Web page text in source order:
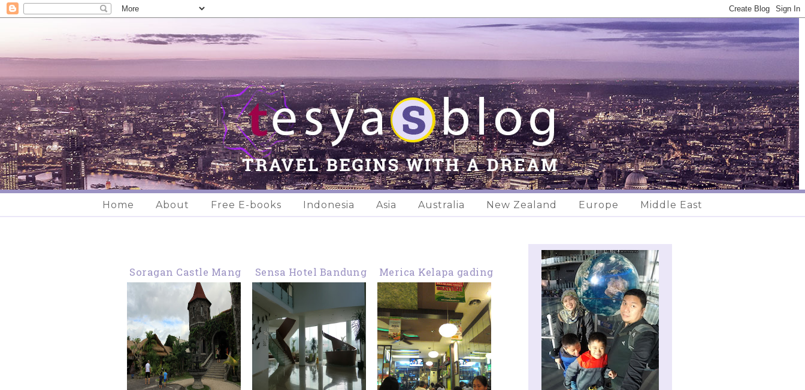
Home About Free E-books Indonesia Asia Australia New Zealand Europe Middle East
Soragan Castle Mang
Engking
Sensa Hotel Bandung Merica Kelapa gading